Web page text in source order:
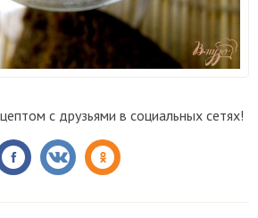
с друзьями в социальных сетях!